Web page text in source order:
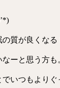
の質が良くな
ーと思う方も
いつもよりぐ